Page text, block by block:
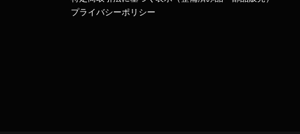
プライバシーポリシー